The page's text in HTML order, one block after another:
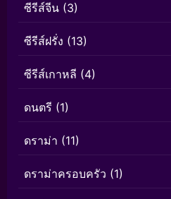
ซีรีส์จีน (3)
ซีรีส์ฝรั่ง (13)
ซีรีส์เกาหลี (4)
ดนตรี (1)
ดราม่า (11)
ดราม่าครอบครัว (1)